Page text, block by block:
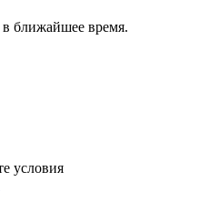
ближайшее время.
условия